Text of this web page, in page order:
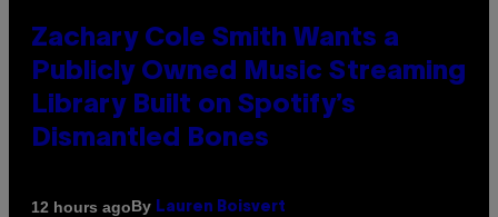
Zachary Cole Smith Wants a
Publicly Owned Music Streaming
Library Built on Spotify’s
Dismantled Bones
12 hours agoBy Lauren Boisvert